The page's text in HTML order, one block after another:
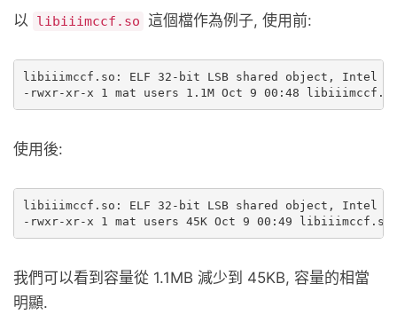
以 libiiimccf.so 這個檔作為例子, 使用前:
libiiimccf.so: ELF 32-bit LSB shared object, Intel
使用後:
libiiimccf.so: ELF 32-bit LSB shared object, Intel
我們可以看到容量從 1.1MB 減少到 45KB, 容量的相當
明顯.